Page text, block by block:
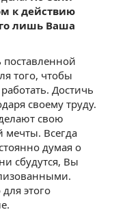
к действию
лишь Ваша
того, чтобы
Достичь
своему труду.
свою
мечты. Всегда
думая о
сбудутся, Вы
этого